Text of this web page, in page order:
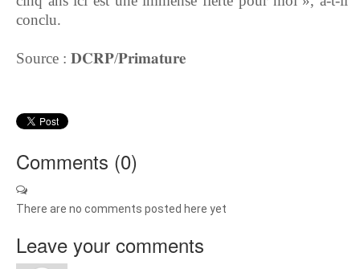
conclu.
Source : ‎𝐃𝐂𝐑𝐏/𝐏𝐫𝐢𝐦𝐚𝐭𝐮𝐫𝐞
Comments (0)
There are no comments posted here yet
Leave your comments